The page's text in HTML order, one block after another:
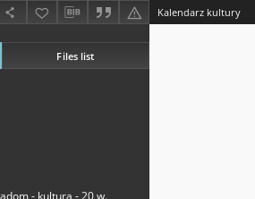
Kalendarz kultury
Files list